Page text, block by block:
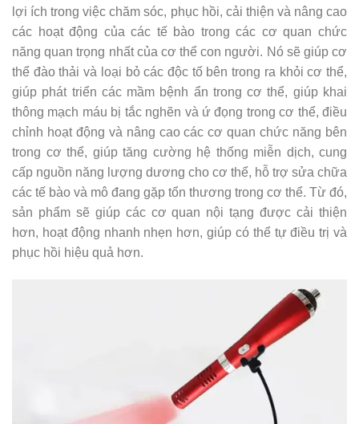
lợi ích trong việc chăm sóc, phục hồi, cải thiện và nâng cao
các hoạt động của các tế bào trong các cơ quan chức
năng quan trọng nhất của cơ thể con người. Nó sẽ giúp cơ
thể đào thải và loại bỏ các độc tố bên trong ra khỏi cơ thể,
giúp phát triển các mầm bệnh ẩn trong cơ thể, giúp khai
thông mạch máu bị tắc nghẽn và ứ đọng trong cơ thể, điều
chỉnh hoạt động và nâng cao các cơ quan chức năng bên
trong cơ thể, giúp tăng cường hệ thống miễn dịch, cung
cấp nguồn năng lượng dương cho cơ thể, hỗ trợ sửa chữa
các tế bào và mô đang gặp tổn thương trong cơ thể. Từ đó,
sản phẩm sẽ giúp các cơ quan nội tạng được cải thiện
hơn, hoạt động nhanh nhẹn hơn, giúp có thể tự điều trị và
phục hồi hiệu quả hơn.